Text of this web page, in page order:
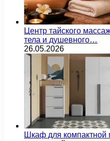
Центр тайского
тела и душевного…
26.05.2026
Шкаф для компактной